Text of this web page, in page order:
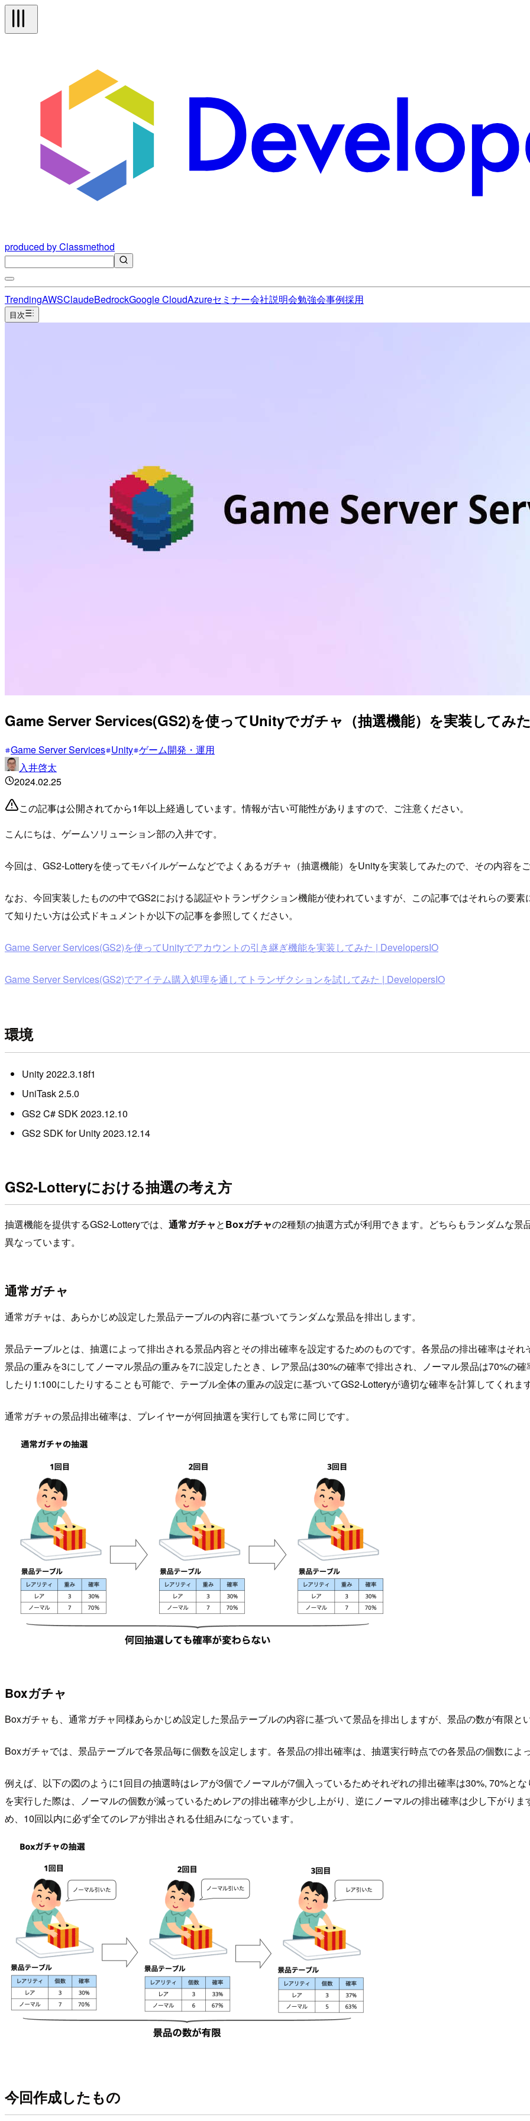
produced by Classmethod
TrendingAWSClaudeBedrockGoogle CloudAzureセミナー会社説明会勉強会事例採用
目次
Game Server Services(GS2)を使ってUnityでガチャ（抽選機能）を実装してみ
Game Server Services Unity ゲーム開発・運用
入井啓太
2024.02.25
この記事は公開されてから1年以上経過しています。情報が古い可能性がありますので、ご注意ください。
こんにちは、ゲームソリューション部の入井です。
今回は、GS2-Lotteryを使ってモバイルゲームなどでよくあるガチャ（抽選機能）をUnityを実装してみたので、その内容を
なお、今回実装したものの中でGS2における認証やトランザクション機能が使われていますが、この記事ではそれらの要
て知りたい方は公式ドキュメントか以下の記事を参照してください。
Game Server Services(GS2)を使ってUnityでアカウントの引き継ぎ機能を実装してみた | DevelopersIO
Game Server Services(GS2)でアイテム購入処理を通してトランザクションを試してみた | DevelopersIO
環境
Unity 2022.3.18f1
UniTask 2.5.0
GS2 C# SDK 2023.12.10
GS2 SDK for Unity 2023.12.14
GS2-Lotteryにおける抽選の考え方
抽選機能を提供するGS2-Lotteryでは、 通常ガチャとBoxガチャの2種類の抽選方式が利用できます。どちらもランダムな
異なっています。
通常ガチャ
通常ガチャは、あらかじめ設定した景品テーブルの内容に基づいてランダムな景品を排出します。
景品テーブルとは、抽選によって排出される景品内容とその排出確率を設定するためのものです。各景品の排出確率はそ
景品の重みを3にしてノーマル景品の重みを7に設定したとき、レア景品は30%の確率で排出され、ノーマル景品は70%の
したり1:100にしたりすることも可能で、テーブル全体の重みの設定に基づいてGS2-Lotteryが適切な確率を計算してくれま
通常ガチャの景品排出確率は、プレイヤーが何回抽選を実行しても常に同じです。
Boxガチャ
Boxガチャも、通常ガチャ同様あらかじめ設定した景品テーブルの内容に基づいて景品を排出しますが、景品の数が有限と
Boxガチャでは、景品テーブルで各景品毎に個数を設定します。各景品の排出確率は、抽選実行時点での各景品の個数によ
例えば、以下の図のように1回目の抽選時はレアが3個でノーマルが7個入っているためそれぞれの排出確率は30%, 70%と
を実行した際は、ノーマルの個数が減っているためレアの排出確率が少し上がり、逆にノーマルの排出確率は少し下がり
め、10回以内に必ず全てのレアが排出される仕組みになっています。
今回作成したもの